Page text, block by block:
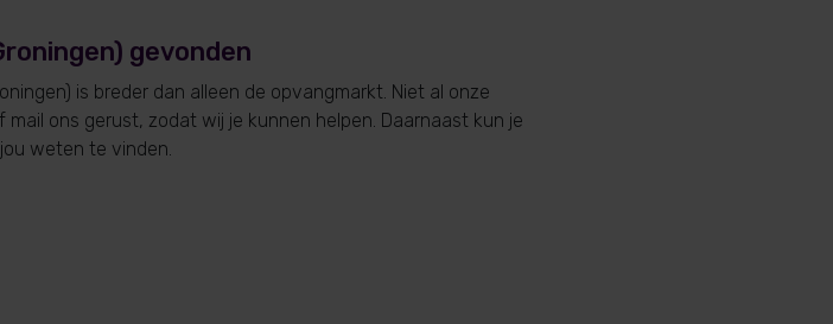
gevonden
is breder dan alleen de opvangmarkt. Niet al onze
ons gerust, zodat wij je kunnen helpen. Daarnaast kun je
weten te vinden.